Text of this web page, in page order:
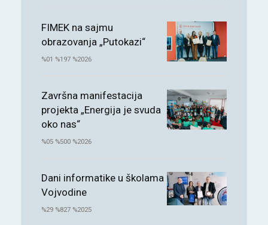
FIMEK na sajmu
obrazovanja „Putokazi“
%01 %197 %2026
Završna manifestacija
projekta „Energija je svuda
oko nas“
%05 %500 %2026
Dani informatike u školama
Vojvodine
%29 %827 %2025